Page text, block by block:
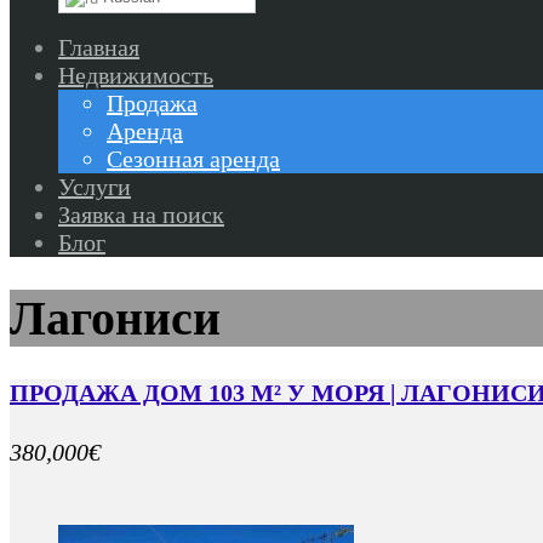
Главная
Недвижимость
Продажа
Аренда
Сезонная аренда
Услуги
Заявка на поиск
Блог
Лагониси
ПРОДАЖА ДОМ 103 М² У МОРЯ |
380,000€